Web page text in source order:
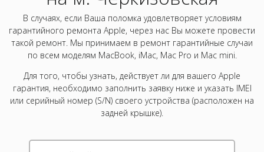
В случаях, если Ваша поломка удовлетворяет условиям
гарантийного ремонта Apple, через нас Вы можете провести
такой ремонт. Мы принимаем в ремонт гарантийные случаи
по всем моделям MacBook, iMac, Mac Pro и Mac mini.
Для того, чтобы узнать, действует ли для вашего Apple
гарантия, необходимо заполнить заявку ниже и указать IMEI
или серийный номер (S/N) своего устройства (расположен на
задней крышке).